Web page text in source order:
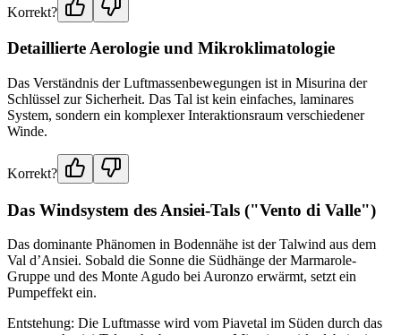
Korrekt?
Detaillierte Aerologie und Mikroklimatologie
Das Verständnis der Luftmassenbewegungen ist in Misurina der
Schlüssel zur Sicherheit. Das Tal ist kein einfaches, laminares
System, sondern ein komplexer Interaktionsraum verschiedener
Winde.
Korrekt?
Das Windsystem des Ansiei-Tals ("Vento di Valle")
Das dominante Phänomen in Bodennähe ist der Talwind aus dem
Val d’Ansiei. Sobald die Sonne die Südhänge der Marmarole-
Gruppe und des Monte Agudo bei Auronzo erwärmt, setzt ein
Pumpeffekt ein.
Entstehung: Die Luftmasse wird vom Piavetal im Süden durch das